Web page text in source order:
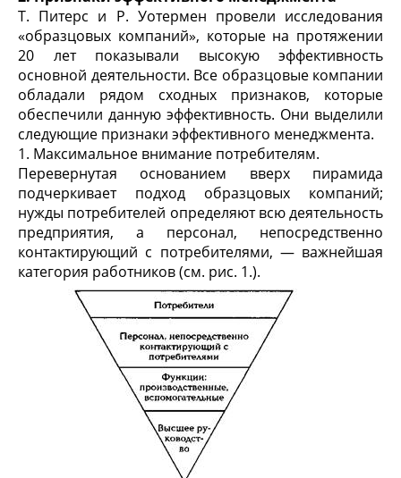
Т. Питерc и Р. Уотермен провели исследования
«образцовых компаний», которые на протяжении
20 лет показывали высокую эффективность
основной деятельности. Все образцовые компании
обладали рядом сходных признаков, которые
обеспечили данную эффективность. Они выделили
следующие признаки эффективного менеджмента.
1. Максимальное внимание потребителям.
Перевернутая основанием вверх пирамида
подчеркивает подход образцовых компаний;
нужды потребителей определяют всю деятельность
предприятия, а персонал, непосредственно
контактирующий с потребителями, — важнейшая
категория работников (см. рис. 1.).